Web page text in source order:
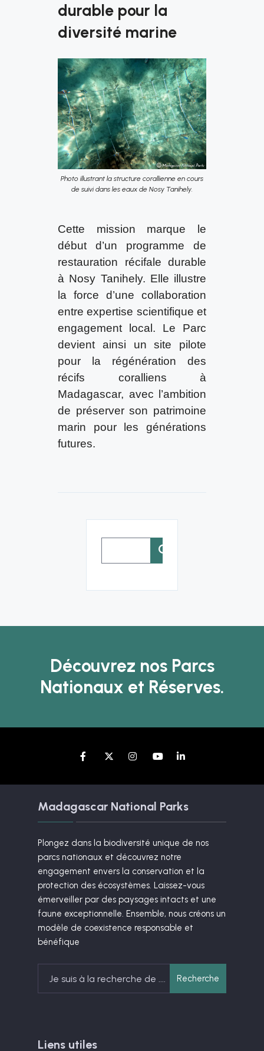
durable pour la
diversité marine
Photo illustrant la structure corallienne en cours
de suivi dans les eaux de Nosy Tanihely.
Cette mission marque le
début d’un programme de
restauration récifale durable
à Nosy Tanihely. Elle illustre
la force d’une collaboration
entre expertise scientifique et
engagement local. Le Parc
devient ainsi un site pilote
pour la régénération des
récifs coralliens à
Madagascar, avec l’ambition
de préserver son patrimoine
marin pour les générations
futures.
Rechercher :
Découvrez nos Parcs
Nationaux et Réserves.
Madagascar National Parks
Plongez dans la biodiversité unique de nos
parcs nationaux et découvrez notre
engagement envers la conservation et la
protection des écosystèmes. Laissez-vous
émerveiller par des paysages intacts et une
faune exceptionnelle. Ensemble, nous créons un
modèle de coexistence responsable et
bénéfique
for:
Recherche
Liens utiles